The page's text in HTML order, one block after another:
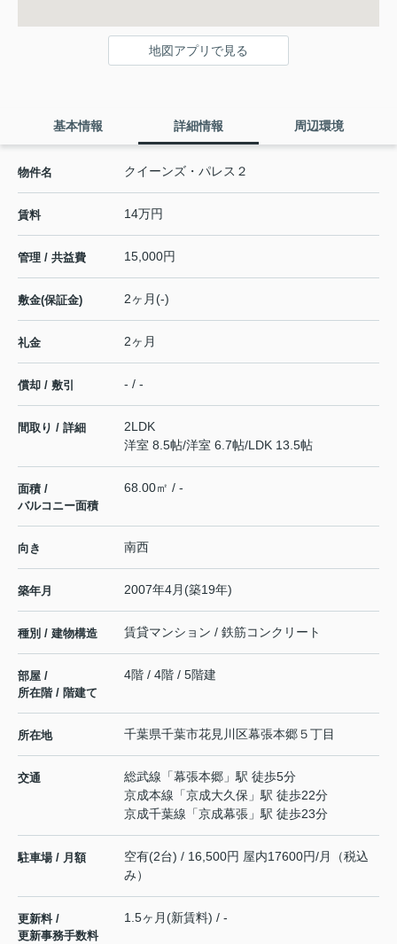
地図アプリで見る
基本情報 詳細情報 周辺環境
物件名 クイーンズ・パレス２
賃料 14万円
管理 / 共益費 15,000円
敷金(保証金) 2ヶ月(-)
礼金 2ヶ月
償却 / 敷引 - / -
間取り / 詳細
2LDK
洋室 8.5帖/洋室 6.7帖/LDK 13.5帖
面積 /
バルコニー面積
68.00㎡ / -
向き 南西
築年月 2007年4月(築19年)
種別 / 建物構造 賃貸マンション / 鉄筋コンクリート
部屋 /
所在階 / 階建て
4階 / 4階 / 5階建
所在地 千葉県千葉市花見川区幕張本郷５丁目
交通 総武線 「幕張本郷 」駅 徒歩5分
京成本線 「京成大久保 」駅 徒歩22分
京成千葉線 「京成幕張 」駅 徒歩23分
駐車場 / 月額
空有(2台) / 16,500円 屋内17600円/月（税込
み）
更新料 /
更新事務手数料
1.5ヶ月(新賃料) / -